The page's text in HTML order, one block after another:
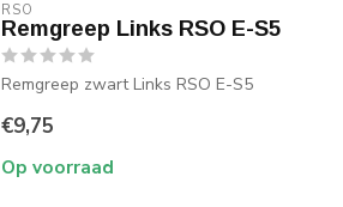
RSO
Remgreep Links RSO E-S5
Remgreep zwart Links RSO E-S5
€9,75
Op voorraad